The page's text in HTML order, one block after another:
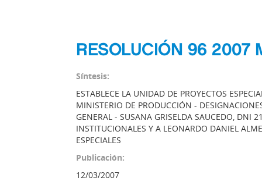
RESOLUCIÓN 96 2007
Síntesis:
ESTABLECE LA UNIDAD DE PROYECTOS
MINISTERIO DE PRODUCCIÓN -
GENERAL - SUSANA GRISELDA SAUCEDO, DNI
INSTITUCIONALES Y A LEONARDO DANIEL
ESPECIALES
Publicación:
12/03/2007